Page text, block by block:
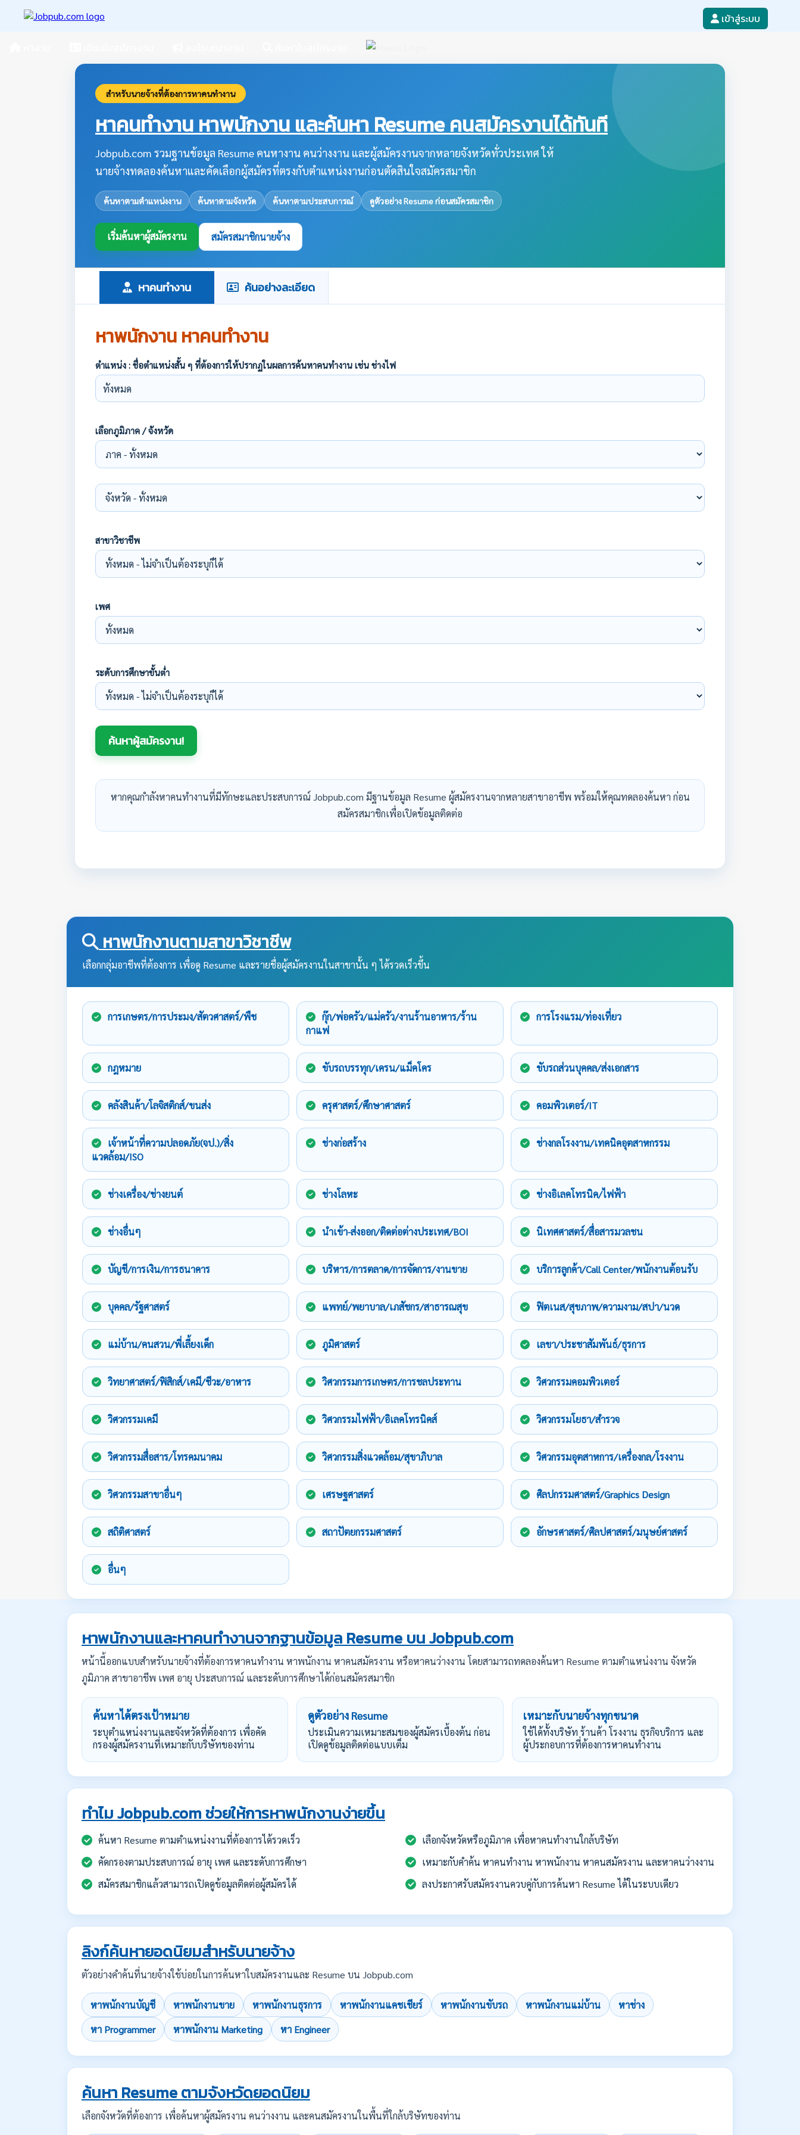
เข้าสู่ระบบ
สำหรับนายจ้างที่ต้องการหาคนทำงาน
หาคนทำงาน หาพนักงาน และค้นหา Resume คนสมัครงานได้ทันที
Jobpub.com รวมฐานข้อมูล Resume คนหางาน คนว่างงาน และผู้สมัครงานจากหลายจังหวัดทั่วประเทศ ให้
นายจ้างทดลองค้นหาและคัดเลือกผู้สมัครที่ตรงกับตำแหน่งงานก่อนตัดสินใจสมัครสมาชิก
ค้นหาตามตำแหน่งงาน ค้นหาตามจังหวัด ค้นหาตามประสบการณ์ ดูตัวอย่าง Resume ก่อนสมัครสมาชิก
เริ่มค้นหาผู้สมัครงาน สมัครสมาชิกนายจ้าง
หาคนทำงาน ค้นอย่างละเอียด
หาพนักงาน หาคนทำงาน
ตำแหน่ง : ชื่อตำแหน่งสั้น ๆ ที่ต้องการให้ปรากฏในผลการค้นหาคนทำงาน เช่น ช่างไฟ
เลือกภูมิภาค / จังหวัด
สาขาวิชาชีพ
เพศ
ระดับการศึกษาขั้นต่ำ
หากคุณกำลังหาคนทำงานที่มีทักษะและประสบการณ์ Jobpub.com มีฐานข้อมูล Resume ผู้สมัครงานจากหลายสาขาอาชีพ พร้อมให้คุณทดลองค้นหา ก่อน
สมัครสมาชิกเพื่อเปิดข้อมูลติดต่อ
หาพนักงานตามสาขาวิชาชีพ
เลือกกลุ่มอาชีพที่ต้องการ เพื่อดู Resume และรายชื่อผู้สมัครงานในสาขานั้น ๆ ได้รวดเร็วขึ้น
การเกษตร/การประมง/สัตวศาสตร์/พืช
กุ๊ก/พ่อครัว/แม่ครัว/งานร้านอาหาร/ร้าน
กาแฟ
การโรงแรม/ท่องเที่ยว
กฎหมาย ขับรถบรรทุก/เครน/แม็คโคร ขับรถส่วนบุคคล/ส่งเอกสาร
คลังสินค้า/โลจิสติกส์/ขนส่ง ครุศาสตร์/ศึกษาศาสตร์ คอมพิวเตอร์/IT
เจ้าหน้าที่ความปลอดภัย(จป.)/สิ่ง
แวดล้อม/ISO
ช่างก่อสร้าง ช่างกลโรงงาน/เทคนิคอุตสาหกรรม
ช่างเครื่อง/ช่างยนต์ ช่างโลหะ ช่างอิเลคโทรนิค/ไฟฟ้า
ช่างอื่นๆ นำเข้า-ส่งออก/ติดต่อต่างประเทศ/BOI นิเทศศาสตร์/สื่อสารมวลชน
บัญชี/การเงิน/การธนาคาร บริหาร/การตลาด/การจัดการ/งานขาย บริการลูกค้า/Call Center/พนักงานต้อนรับ
บุคคล/รัฐศาสตร์ แพทย์/พยาบาล/เภสัชกร/สาธารณสุข ฟิตเนส/สุขภาพ/ความงาม/สปา/นวด
แม่บ้าน/คนสวน/พี่เลี้ยงเด็ก ภูมิศาสตร์ เลขา/ประชาสัมพันธ์/ธุรการ
วิทยาศาสตร์/ฟิสิกส์/เคมี/ชีวะ/อาหาร วิศวกรรมการเกษตร/การชลประทาน วิศวกรรมคอมพิวเตอร์
วิศวกรรมเคมี วิศวกรรมไฟฟ้า/อิเลคโทรนิคส์ วิศวกรรมโยธา/สำรวจ
วิศวกรรมสื่อสาร/โทรคมนาคม วิศวกรรมสิ่งแวดล้อม/สุขาภิบาล วิศวกรรมอุตสาหการ/เครื่องกล/โรงงาน
วิศวกรรมสาขาอื่นๆ เศรษฐศาสตร์ ศิลปกรรมศาสตร์/Graphics Design
สถิติศาสตร์ สถาปัตยกรรมศาสตร์ อักษรศาสตร์/ศิลปศาสตร์/มนุษย์ศาสตร์
อื่นๆ
หาพนักงานและหาคนทำงานจากฐานข้อมูล Resume บน Jobpub.com
หน้านี้ออกแบบสำหรับนายจ้างที่ต้องการหาคนทำงาน หาพนักงาน หาคนสมัครงาน หรือหาคนว่างงาน โดยสามารถทดลองค้นหา Resume ตามตำแหน่งงาน จังหวัด
ภูมิภาค สาขาอาชีพ เพศ อายุ ประสบการณ์ และระดับการศึกษาได้ก่อนสมัครสมาชิก
ค้นหาได้ตรงเป้าหมาย
ระบุตำแหน่งงานและจังหวัดที่ต้องการ เพื่อคัด
กรองผู้สมัครงานที่เหมาะกับบริษัทของท่าน
ดูตัวอย่าง Resume
ประเมินความเหมาะสมของผู้สมัครเบื้องต้น ก่อน
เปิดดูข้อมูลติดต่อแบบเต็ม
เหมาะกับนายจ้างทุกขนาด
ใช้ได้ทั้งบริษัท ร้านค้า โรงงาน ธุรกิจบริการ และ
ผู้ประกอบการที่ต้องการหาคนทำงาน
ทำไม Jobpub.com ช่วยให้การหาพนักงานง่ายขึ้น
ค้นหา Resume ตามตำแหน่งงานที่ต้องการได้รวดเร็ว
เลือกจังหวัดหรือภูมิภาค เพื่อหาคนทำงานใกล้บริษัท
คัดกรองตามประสบการณ์ อายุ เพศ และระดับการศึกษา
เหมาะกับคำค้น หาคนทำงาน หาพนักงาน หาคนสมัครงาน และหาคนว่างงาน
สมัครสมาชิกแล้วสามารถเปิดดูข้อมูลติดต่อผู้สมัครได้
ลงประกาศรับสมัครงานควบคู่กับการค้นหา Resume ได้ในระบบเดียว
ลิงก์ค้นหายอดนิยมสำหรับนายจ้าง
ตัวอย่างคำค้นที่นายจ้างใช้บ่อยในการค้นหาใบสมัครงานและ Resume บน Jobpub.com
หาพนักงานบัญชี หาพนักงานขาย หาพนักงานธุรการ หาพนักงานแคชเชียร์ หาพนักงานขับรถ หาพนักงานแม่บ้าน
หาช่าง
หา Programmer
หาพนักงาน Marketing หา Engineer
ค้นหา Resume ตามจังหวัดยอดนิยม
เลือกจังหวัดที่ต้องการ เพื่อค้นหาผู้สมัครงาน คนว่างงาน และคนสมัครงานในพื้นที่ใกล้บริษัทของท่าน